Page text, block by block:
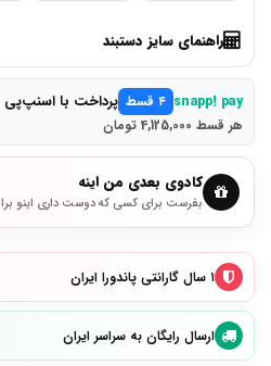
راهنمای سایز دستبند
snapp! pay ۴ قسط پرداخت با اسنپ‌پی
هر قسط 4,125,000 تومان
کادوی بعدی من اینه
بفرست برای کسی که دوست داری اینو
۱ سال گارانتی پاندورا ایران
ارسال رایگان به سراسر ایران